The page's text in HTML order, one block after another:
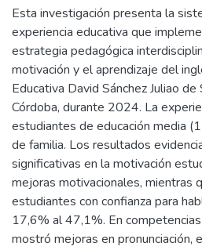
Esta investigación presenta la
experiencia educativa que
estrategia pedagógica
motivación y el aprendizaje del
Educativa David Sánchez Juliao de
Córdoba, durante 2024. La
estudiantes de educación media
de familia. Los resultados
significativas en la motivación
mejoras motivacionales, mientras
estudiantes con confianza para
17,6% al 47,1%. En
mostró mejoras en pronunciación,